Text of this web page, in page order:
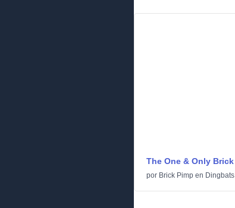
The One & Only Brick
por Brick Pimp en Dingbats